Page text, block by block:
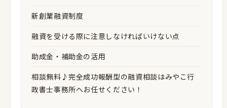
新創業融資制度
融資を受ける際に注意しなければいけない点
助成金・補助金の活用
相談無料♪完全成功報酬型の融資相談はみやこ行
政書士事務所へお任せください！